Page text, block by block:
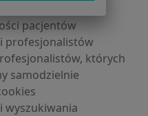
pacjentów
profesjonalistów
których
samodzielnie
wyszukiwania